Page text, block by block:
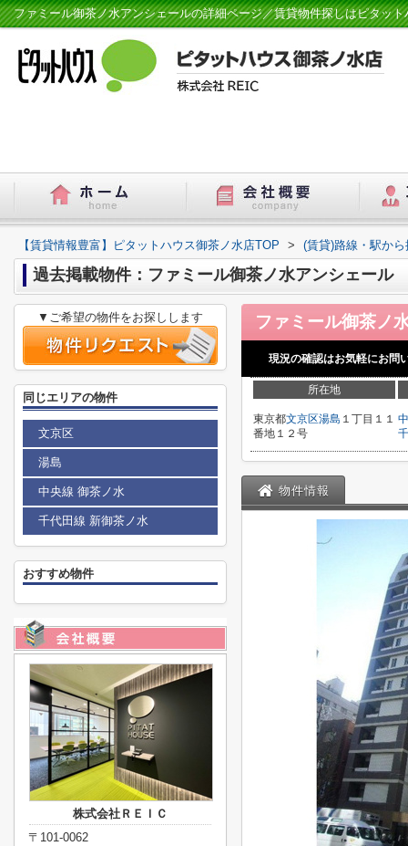
ファミール御茶ノ水アンシェールの詳細ページ／賃貸物件探しはピタッ
【賃貸情報豊富】ピタットハウス御茶ノ水店TOP > (賃貸)路線・駅から
過去掲載物件：ファミール御茶ノ水アンシェール
現況の確認はお気軽にお問
所在地
東京都文京区湯島 １丁目１１
番地１２号
物件情報
▼ご希望の物件をお探しします
同じエリアの物件
文京区
湯島
中央線 御茶ノ水
千代田線 新御茶ノ水
おすすめ物件
株式会社ＲＥＩＣ
〒101-0062